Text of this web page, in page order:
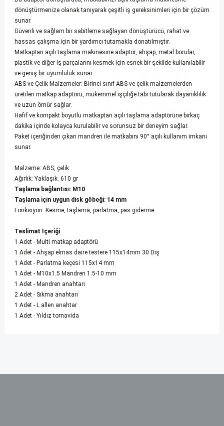
dönüştürmenize olanak tanıyarak çeşitli iş gereksinimleri için bir çözüm
sunar.
Güvenli ve sağlam bir sabitleme sağlayan dönüştürücü, rahat ve
hassas çalışma için bir yardımcı tutamakla donatılmıştır.
Matkaptan açılı taşlama makinesine adaptör, ahşap, metal borular,
plastik ve diğer iş parçalarını kesmek için esnek bir şekilde kullanılabilir
ve geniş bir uyumluluk sunar.
ABS ve Çelik Malzemeler: Birinci sınıf ABS ve çelik malzemelerden
üretilen matkap adaptörü, mükemmel işçiliğe tabi tutularak dayanıklılık
ve uzun ömür sağlar.
Hafif ve kompakt boyutlu matkaptan açılı taşlama adaptörüne birkaç
dakika içinde kolayca kurulabilir ve sorunsuz bir deneyim sağlar.
Paket içeriğinden çıkan mandren ile matkabını 90° açılı kullanım imkanı
sunar.
Malzeme: ABS, çelik
Ağırlık: Yaklaşık. 610 gr
Taşlama bağlantısı: M10
Taşlama için uygun disk göbeği: 14 mm
Fonksiyon: Kesme, taşlama, parlatma, pas giderme
Teslimat İçeriği
1 Adet - Multi matkap adaptörü
1 Adet - Ahşap elmas daire testere 115x14mm 30 Diş
1 Adet - Parlatma keçesi 115x14 mm
1 Adet - M10x1.5 Mandren 1.5-10 mm
1 Adet - Mandren anahtarı
2 Adet - Sıkma anahtarı
1 Adet - L allen anahtar
1 Adet - Yıldız tornavida